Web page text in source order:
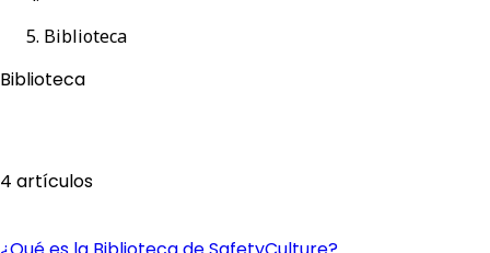
Biblioteca
Biblioteca
4 artículos